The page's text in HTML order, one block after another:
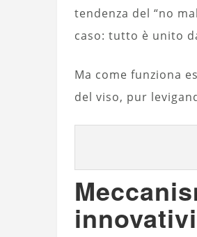
tendenza del “no
caso: tutto è unito
Ma come funziona
del viso, pur